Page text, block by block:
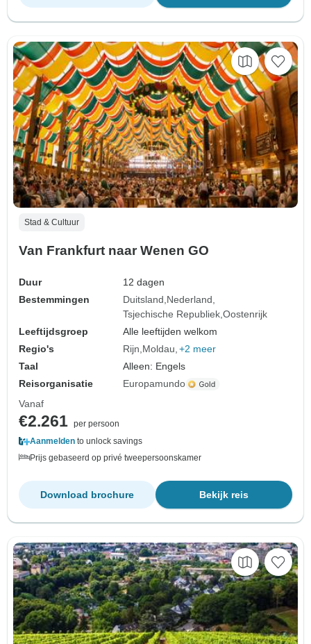
Stad & Cultuur
Van Frankfurt naar Wenen GO
Duur
12 dagen
Bestemmingen
Duitsland Nederland
Tsjechische Republiek Oostenrijk
Leeftijdsgroep
Alle leeftijden welkom
Regio's
Rijn Moldau +2 meer
Taal
Alleen: Engels
Reisorganisatie
Europamundo
Vanaf
€2.261 per persoon
Aanmelden to unlock savings
Prijs gebaseerd op privé tweepersoonskamer
Bekijk reis
Download brochure